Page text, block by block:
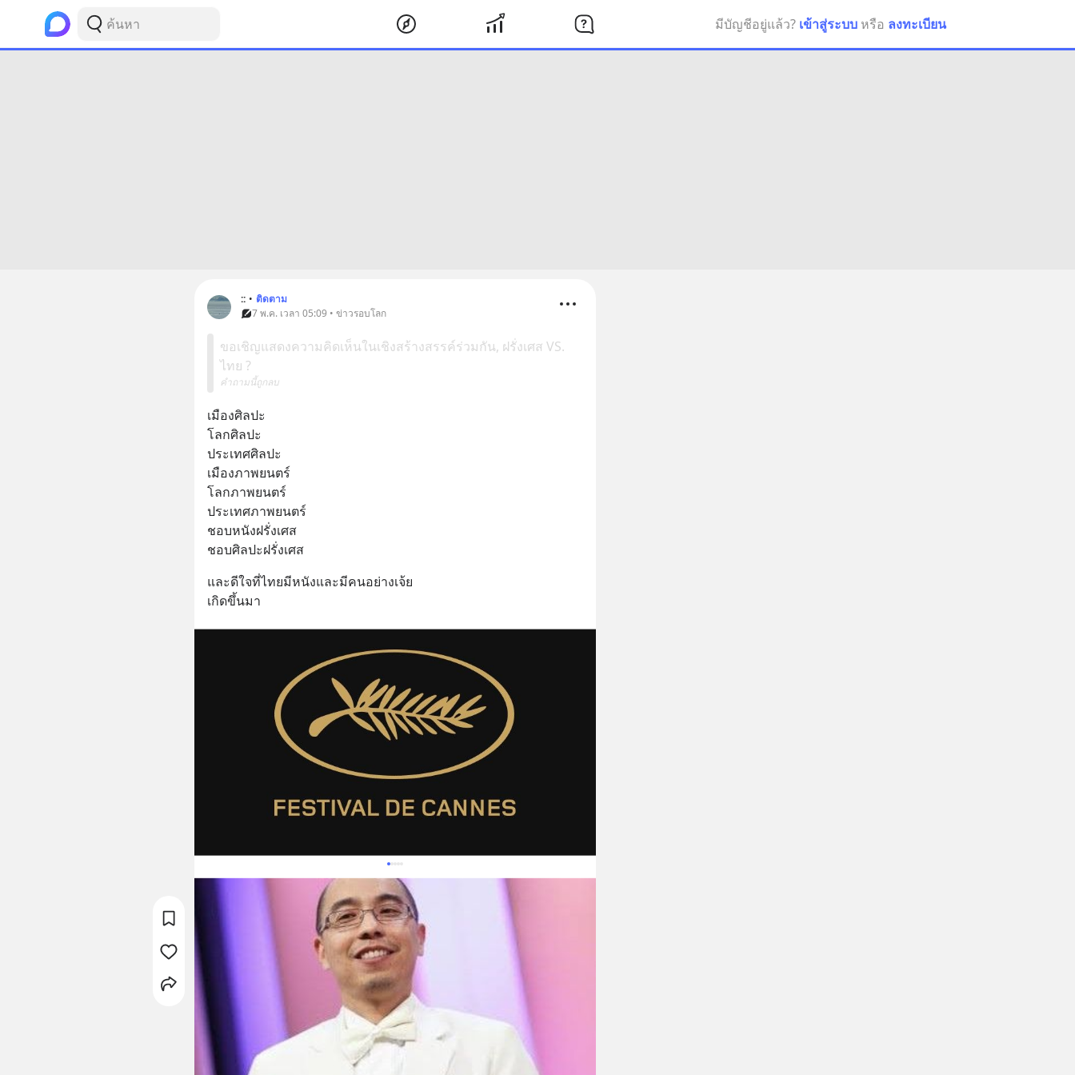
มีบัญชีอยู่แล้ว? เข้าสู่ระบบ หรือ ลงทะเบียน
:: • ติดตาม
7 พ.ค. เวลา 05:09 • ข่าวรอบโลก
ขอเชิญแสดงความคิดเห็นในเชิงสร้างสรรค์ร่วมกัน, ฝรั่งเศส VS.
ไทย ?
คำถามนี้ถูกลบ
เมืองศิลปะ
โลกศิลปะ
ประเทศศิลปะ
เมืองภาพยนตร์
โลกภาพยนตร์
ประเทศภาพยนตร์
ชอบหนังฝรั่งเศส
ชอบศิลปะฝรั่งเศส
และดีใจที่ไทยมีหนังและมีคนอย่างเจ้ย
เกิดขึ้นมา